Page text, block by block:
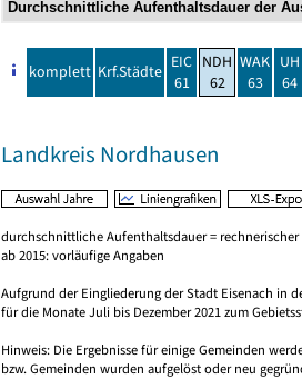
komplett Krf.Städte EIC
61
NDH
62
WAK
63
UH
64
Landkreis Nordhausen
durchschnittliche Aufenthaltsdauer =
ab 2015: vorläufige Angaben
Aufgrund der Eingliederung der Stadt Eisenach in
für die Monate Juli bis Dezember 2021 zum
Hinweis: Die Ergebnisse für einige Gemeinden
bzw. Gemeinden wurden aufgelöst oder neu